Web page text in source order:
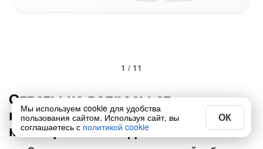
1 / 11
Ответы на вопросы от
путешественников по Лондону в
категории «Выездные»
Мы используем cookie для удобства
пользования сайтом. Используя сайт, вы
соглашаетесь с политикой cookie
ОК